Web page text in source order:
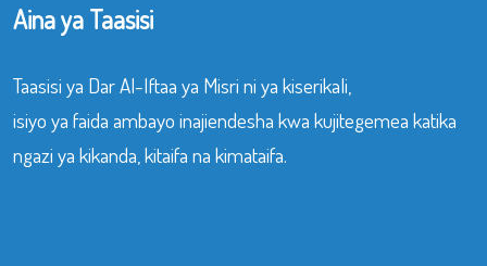
Aina ya Taasisi
Taasisi ya Dar Al-Iftaa ya Misri ni ya kiserikali,
isiyo ya faida ambayo inajiendesha kwa kujitegemea katika
ngazi ya kikanda, kitaifa na kimataifa.